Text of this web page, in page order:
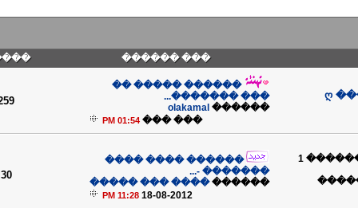
��� ������
ღ
������ ����� ��
��� �������...
������
olakamal
��� ���
01:54 PM
(������ 1
����
������ ���� ����
������� -...
������
���� ��� �����
18-08-2012
11:28 PM
30